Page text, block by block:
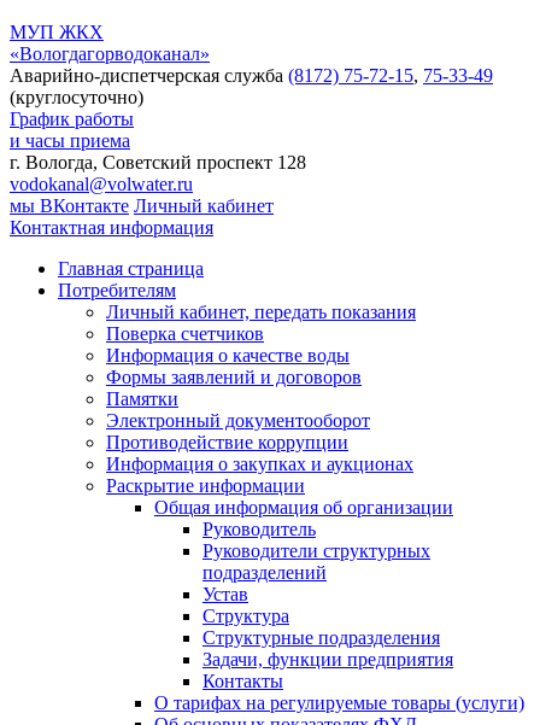
МУП ЖКХ
«Вологдагорводоканал»
Аварийно-диспетчерская служба (8172) 75-72-15, 75-33-49
(круглосуточно)
График работы
и часы приема
г. Вологда, Советский проспект 128
vodokanal@volwater.ru
мы ВКонтакте Личный кабинет
Контактная информация
Главная страница
Потребителям
Личный кабинет, передать показания
Поверка счетчиков
Информация о качестве воды
Формы заявлений и договоров
Памятки
Электронный документооборот
Противодействие коррупции
Информация о закупках и аукционах
Раскрытие информации
Общая информация об организации
Руководитель
Руководители структурных
подразделений
Устав
Структура
Структурные подразделения
Задачи, функции предприятия
Контакты
О тарифах на регулируемые товары (услуги)